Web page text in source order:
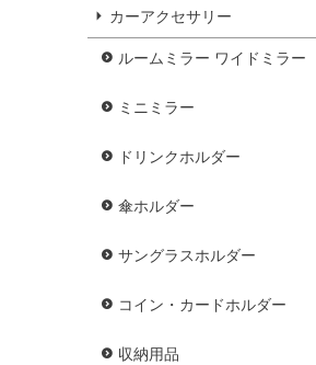
カーアクセサリー
ルームミラー ワイドミラー
ミニミラー
ドリンクホルダー
傘ホルダー
サングラスホルダー
コイン・カードホルダー
収納用品